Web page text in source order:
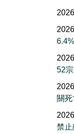
52
關死
禁止